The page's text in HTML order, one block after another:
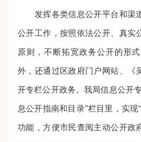
发挥各类信息公开平台和渠
公开工作，按照依法公开、真实
原则，不断拓宽政务公开的形
外，还通过区政府门户网站、《
开专栏公开政务。我局信息公开
息公开指南和目录”栏目里，实
功能，方便市民查阅主动公开政